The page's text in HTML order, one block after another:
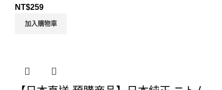
NT$259
加入購物車